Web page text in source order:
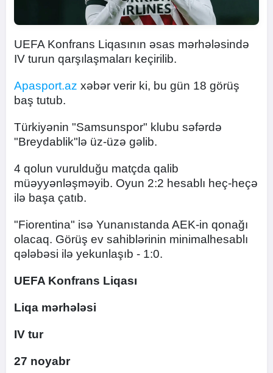
UEFA Konfrans Liqasının əsas mərhələsində
IV turun qarşılaşmaları keçirilib.
Apasport.az xəbər verir ki, bu gün 18 görüş
baş tutub.
Türkiyənin "Samsunspor" klubu səfərdə
"Breydablik"lə üz-üzə gəlib.
4 qolun vurulduğu matçda qalib
müəyyənləşməyib. Oyun 2:2 hesablı heç-heçə
ilə başa çatıb.
"Fiorentina" isə Yunanıstanda AEK-in qonağı
olacaq. Görüş ev sahiblərinin minimalhesablı
qələbəsi ilə yekunlaşıb - 1:0.
UEFA Konfrans Liqası
Liqa mərhələsi
IV tur
27 noyabr